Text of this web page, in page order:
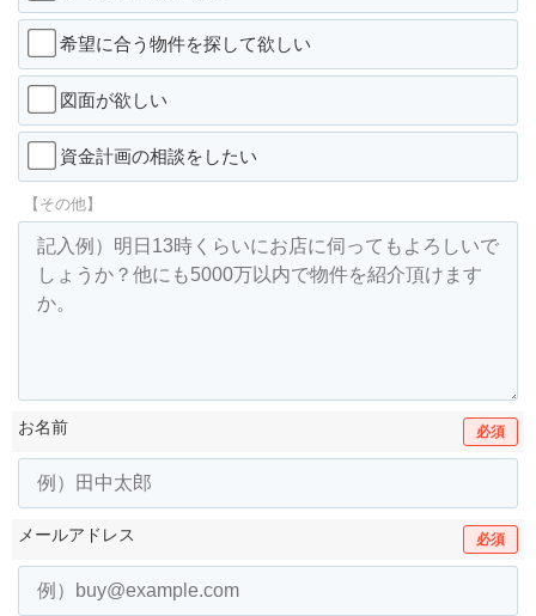
希望に合う物件を探して欲しい
図面が欲しい
資金計画の相談をしたい
【その他】
お名前 必須
メールアドレス 必須